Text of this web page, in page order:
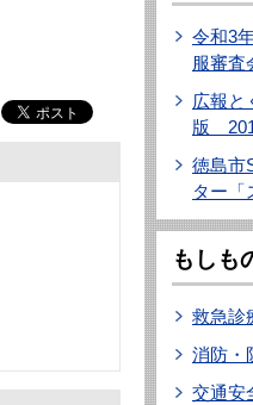
令和3
服審査
広報
版
徳島市
ター「
もしも
救急診
消防・
交通安